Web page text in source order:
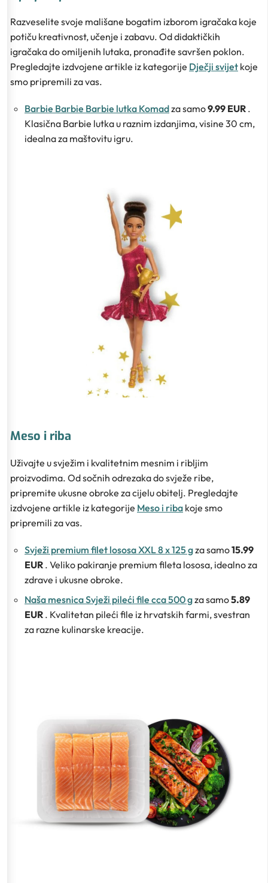
Razveselite svoje mališane bogatim izborom igračaka koje
potiču kreativnost, učenje i zabavu. Od didaktičkih
igračaka do omiljenih lutaka, pronađite savršen poklon.
Pregledajte izdvojene artikle iz kategorije Dječji svijet koje
smo pripremili za vas.
Barbie Barbie Barbie lutka Komadza samo9.99 EUR .
Klasična Barbie lutka u raznim izdanjima, visine 30 cm,
idealna za maštovitu igru.
Meso i riba
Uživajte u svježim i kvalitetnim mesnim i ribljim
proizvodima. Od sočnih odrezaka do svježe ribe,
pripremite ukusne obroke za cijelu obitelj. Pregledajte
izdvojene artikle iz kategorije Meso i riba koje smo
pripremili za vas.
Svježi premium filet lososa XXL 8 x 125 gza samo15.99
EUR . Veliko pakiranje premium fileta lososa, idealno za
zdrave i ukusne obroke.
Naša mesnica Svježi pileći file cca 500 gza samo5.89
EUR . Kvalitetan pileći file iz hrvatskih farmi, svestran
za razne kulinarske kreacije.